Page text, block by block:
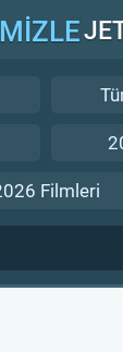
Filmleri